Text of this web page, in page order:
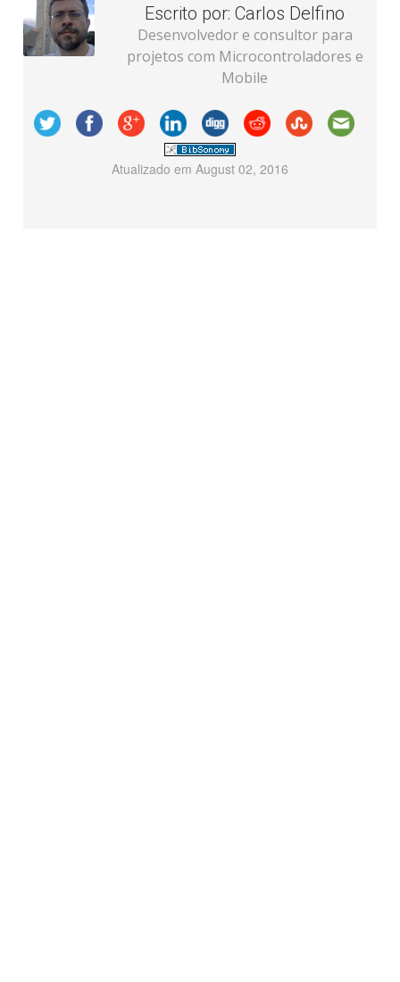
Escrito por: Carlos Delfino
Desenvolvedor e consultor para
projetos com Microcontroladores e
Mobile
Atualizado em August 02, 2016